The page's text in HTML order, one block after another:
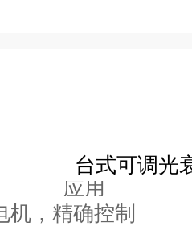
台式可调光
应用
机，精确控制